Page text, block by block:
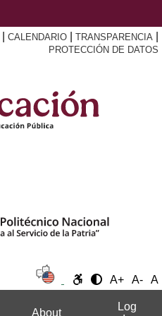
CALENDARIO TRANSPARENCIA
PROTECCIÓN DE DATOS
A+ A- A
About
Log